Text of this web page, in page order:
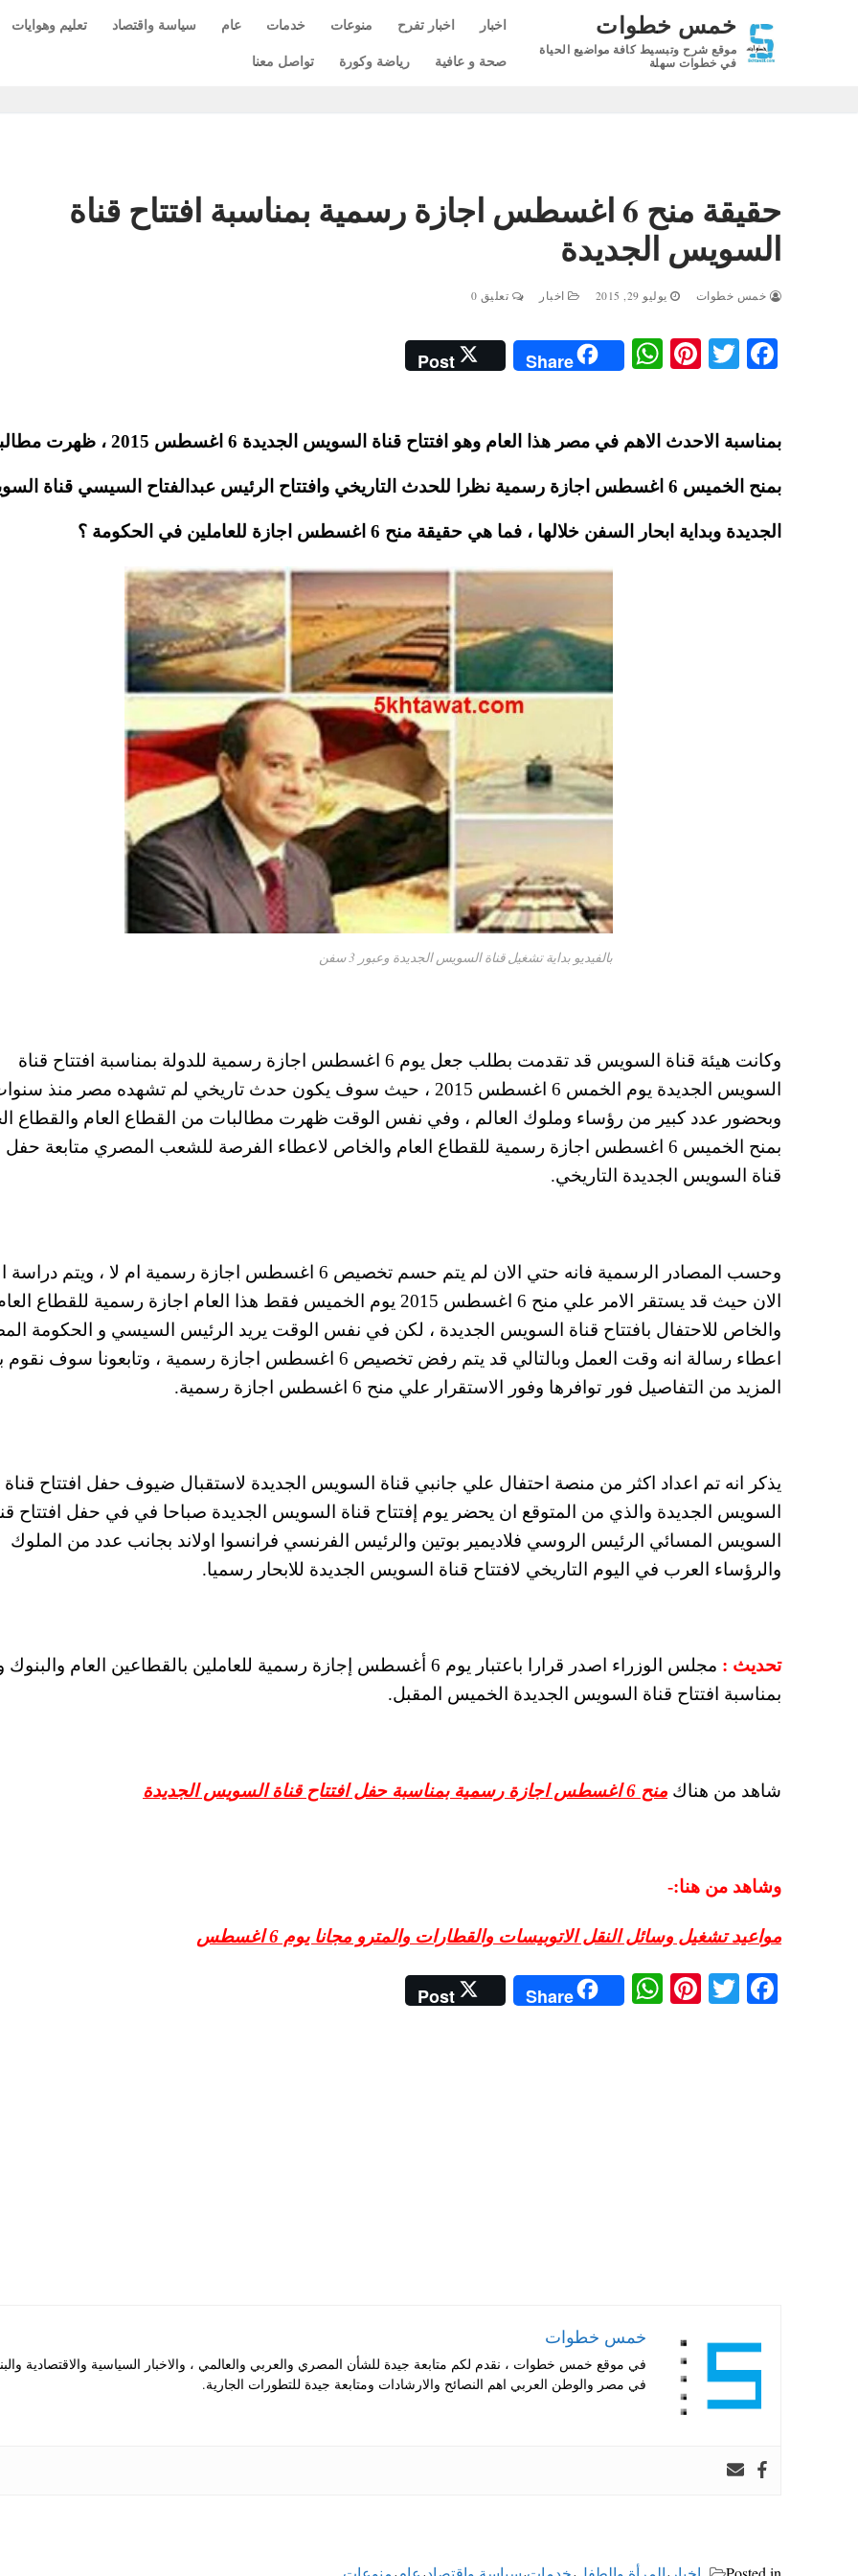
خمس خطوات
موقع شرح وتبسيط كافة مواضيع الحياة
في خطوات سهلة
اخبار اخبار تفرح منوعات خدمات عام سياسة واقتصاد
تعليم وهوايات
صحة و عافية
رياضة وكورة تواصل معنا
حقيقة منح 6 اغسطس اجازة رسمية بمناسبة افتتاح قناة
السويس الجديدة
خمس خطوات يوليو 29, 2015 اخبار تعليق 0
Fa
ok
T
r
Pi
es
t
W
ha
A
pp
Share
Post
بمناسبة الاحدث الاهم في مصر هذا العام وهو افتتاح قناة السويس الجديدة 6
بمنح الخميس 6 اغسطس اجازة رسمية نظرا للحدث التاريخي وافتتاح الرئيس عبدالفتاح السيسي قناة
الجديدة وبداية ابحار السفن خلالها ، فما هي حقيقة منح 6 اغسطس اجازة للعاملين في الحكومة ؟
بالفيديو بداية تشغيل قناة السويس الجديدة وعبور 3 سفن
وكانت هيئة قناة السويس قد تقدمت بطلب جعل يوم 6 اغسطس اجازة رسمية للدولة بمناسبة افتتاح قناة
السويس الجديدة يوم الخمس 6 اغسطس 2015 ، حيث سوف يكون حدث تاريخي لم تشهده مصر منذ
وبحضور عدد كبير من رؤساء وملوك العالم ، وفي نفس الوقت ظهرت مطالبات من القطاع العام والقطاع
بمنح الخميس 6 اغسطس اجازة رسمية للقطاع العام والخاص لاعطاء الفرصة للشعب المصري متابعة حفل
قناة السويس الجديدة التاريخي.
وحسب المصادر الرسمية فانه حتي الان لم يتم حسم تخصيص 6 اغسطس اجازة رسمية ام لا ، ويتم
الان حيث قد يستقر الامر علي منح 6 اغسطس 2015 يوم الخميس فقط هذا العام اجازة رسمية للقطاع
والخاص للاحتفال بافتتاح قناة السويس الجديدة ، لكن في نفس الوقت يريد الرئيس السيسي و الحكومة
اعطاء رسالة انه وقت العمل وبالتالي قد يتم رفض تخصيص 6 اغسطس اجازة رسمية ، وتابعونا سوف
المزيد من التفاصيل فور توافرها وفور الاستقرار علي منح 6 اغسطس اجازة رسمية.
يذكر انه تم اعداد اكثر من منصة احتفال علي جانبي قناة السويس الجديدة لاستقبال ضيوف حفل افتتاح قناة
السويس الجديدة والذي من المتوقع ان يحضر يوم إفتتاح قناة السويس الجديدة صباحا في في حفل افتتاح
السويس المسائي الرئيس الروسي فلاديمير بوتين والرئيس الفرنسي فرانسوا اولاند بجانب عدد من الملوك
والرؤساء العرب في اليوم التاريخي لافتتاح قناة السويس الجديدة للابحار رسميا.
تحديث :
مجلس الوزراء اصدر قرارا باعتبار يوم 6 أغسطس إجازة رسمية للعاملين بالقطاعين العام
بمناسبة افتتاح قناة السويس الجديدة الخميس المقبل.
شاهد من هناك منح 6 اغسطس اجازة رسمية بمناسبة حفل افتتاح قناة السويس الجديدة
وشاهد من هنا:-
مواعيد تشغيل وسائل النقل الاتوبيسات والقطارات والمترو مجانا يوم 6 اغسطس
Fa
T
Pi
W
ha
Share
Post
خمس خطوات
في موقع خمس خطوات ، نقدم لكم متابعة جيدة للشأن المصري والعربي والعالمي ، والاخبار السياسية والاقتصادية
في مصر والوطن العربي اهم النصائح والارشادات ومتابعة جيدة للتطورات الجارية.